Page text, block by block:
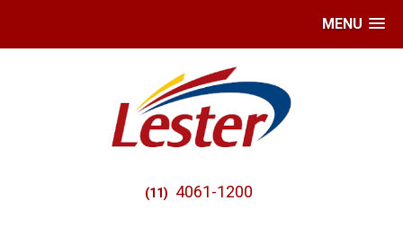
MENU
(11) 4061-1200